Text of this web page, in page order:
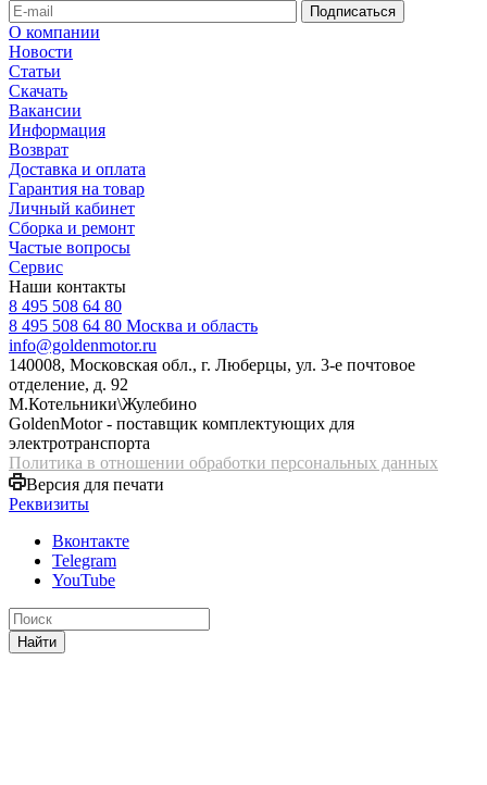
О компании
Новости
Статьи
Скачать
Вакансии
Информация
Возврат
Доставка и оплата
Гарантия на товар
Личный кабинет
Сборка и ремонт
Частые вопросы
Сервис
Наши контакты
8 495 508 64 80
8 495 508 64 80 Москва и область
info@goldenmotor.ru
140008, Московская обл., г. Люберцы, ул. 3-е почтовое
отделение, д. 92
М.Котельники\Жулебино
GoldenMotor - поставщик комплектующих для
электротранспорта
Политика в отношении обработки персональных данных
Версия для печати
Реквизиты
Вконтакте
Telegram
YouTube
Найти